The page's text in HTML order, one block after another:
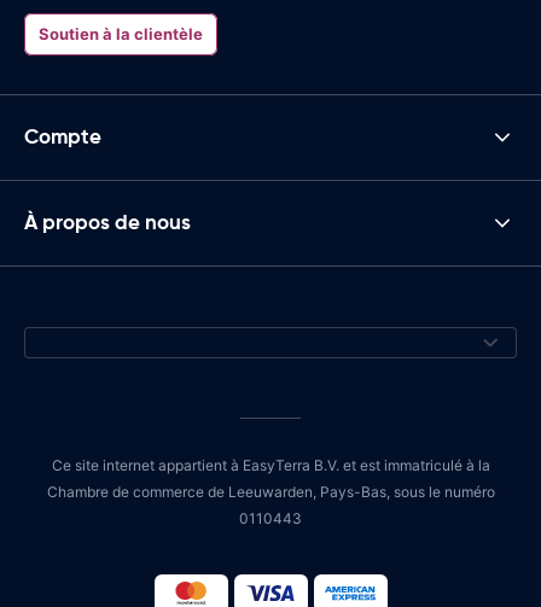
Soutien à la clientèle
Compte
À propos de nous
Ce site internet appartient à EasyTerra B.V. et est immatriculé à la
Chambre de commerce de Leeuwarden, Pays-Bas, sous le numéro
0110443